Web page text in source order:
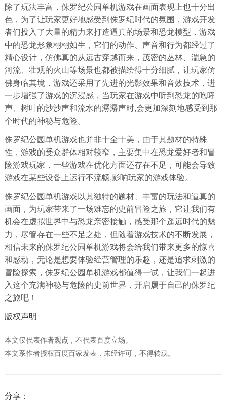
除了玩法丰富，侏罗纪公园单机游戏在画面表现上也十分出
色，为了让玩家更好地感受到侏罗纪时代的氛围，游戏开发
者们投入了大量的精力来打造逼真的场景和恐龙模型，游戏
中的恐龙形象栩栩如生，它们的动作、声音和行为都经过了
精心设计，仿佛真的从远古穿越而来，茂密的丛林、湍急的
河流、壮观的火山等场景也都被描绘得十分细腻，让玩家仿
佛身临其境，游戏还采用了先进的光影效果和音效技术，进
一步增强了游戏的沉浸感，当玩家在游戏中听到恐龙的咆哮
声、树叶的沙沙声和流水的潺潺声时,会更加深刻地感受到那
个时代的神秘与危险。
侏罗纪公园单机游戏也并非十全十美，由于其题材的特殊
性，游戏的受众群体相对较窄，主要集中在恐龙爱好者和冒
险游戏玩家，一些游戏在优化方面还存在不足，可能会导致
游戏在某些设备上运行不流畅,影响玩家的游戏体验。
侏罗纪公园单机游戏以其独特的题材、丰富的玩法和逼真的
画面，为玩家带来了一场难忘的史前冒险之旅，它让我们有
机会在虚拟世界中与恐龙亲密接触，感受那个遥远时代的魅
力，尽管存在一些不足之处，但随着游戏技术的不断发展，
相信未来的侏罗纪公园单机游戏将会给我们带来更多的惊喜
和感动，无论是想要体验经营管理的乐趣，还是追求刺激的
冒险探索，侏罗纪公园单机游戏都值得一试，让我们一起进
入这个充满神秘与危险的史前世界，开启属于自己的侏罗纪
之旅吧！
版权声明
本文仅代表作者观点，不代表百度立场。
本文系作者授权百度百家发表，未经许可，不得转载。
分享：